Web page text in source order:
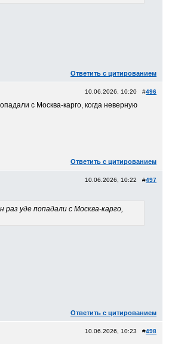
Ответить с цитированием
10.06.2026, 10:20 #496
с Москва-карго, когда неверную
Ответить с цитированием
10.06.2026, 10:22 #497
уде попадали с Москва-карго,
Ответить с цитированием
10.06.2026, 10:23 #498